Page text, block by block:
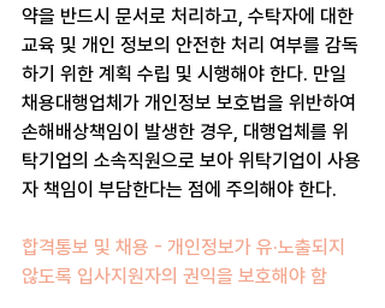
약을 반드시 문서로 처리하고, 수탁자에 대한
교육 및 개인 정보의 안전한 처리 여부를 감독
하기 위한 계획 수립 및 시행해야 한다. 만일
채용대행업체가 개인정보 보호법을 위반하여
손해배상책임이 발생한 경우, 대행업체를 위
탁기업의 소속직원으로 보아 위탁기업이 사용
자 책임이 부담한다는 점에 주의해야 한다.
합격통보 및 채용 - 개인정보가 유·노출되지
않도록 입사지원자의 권익을 보호해야 함